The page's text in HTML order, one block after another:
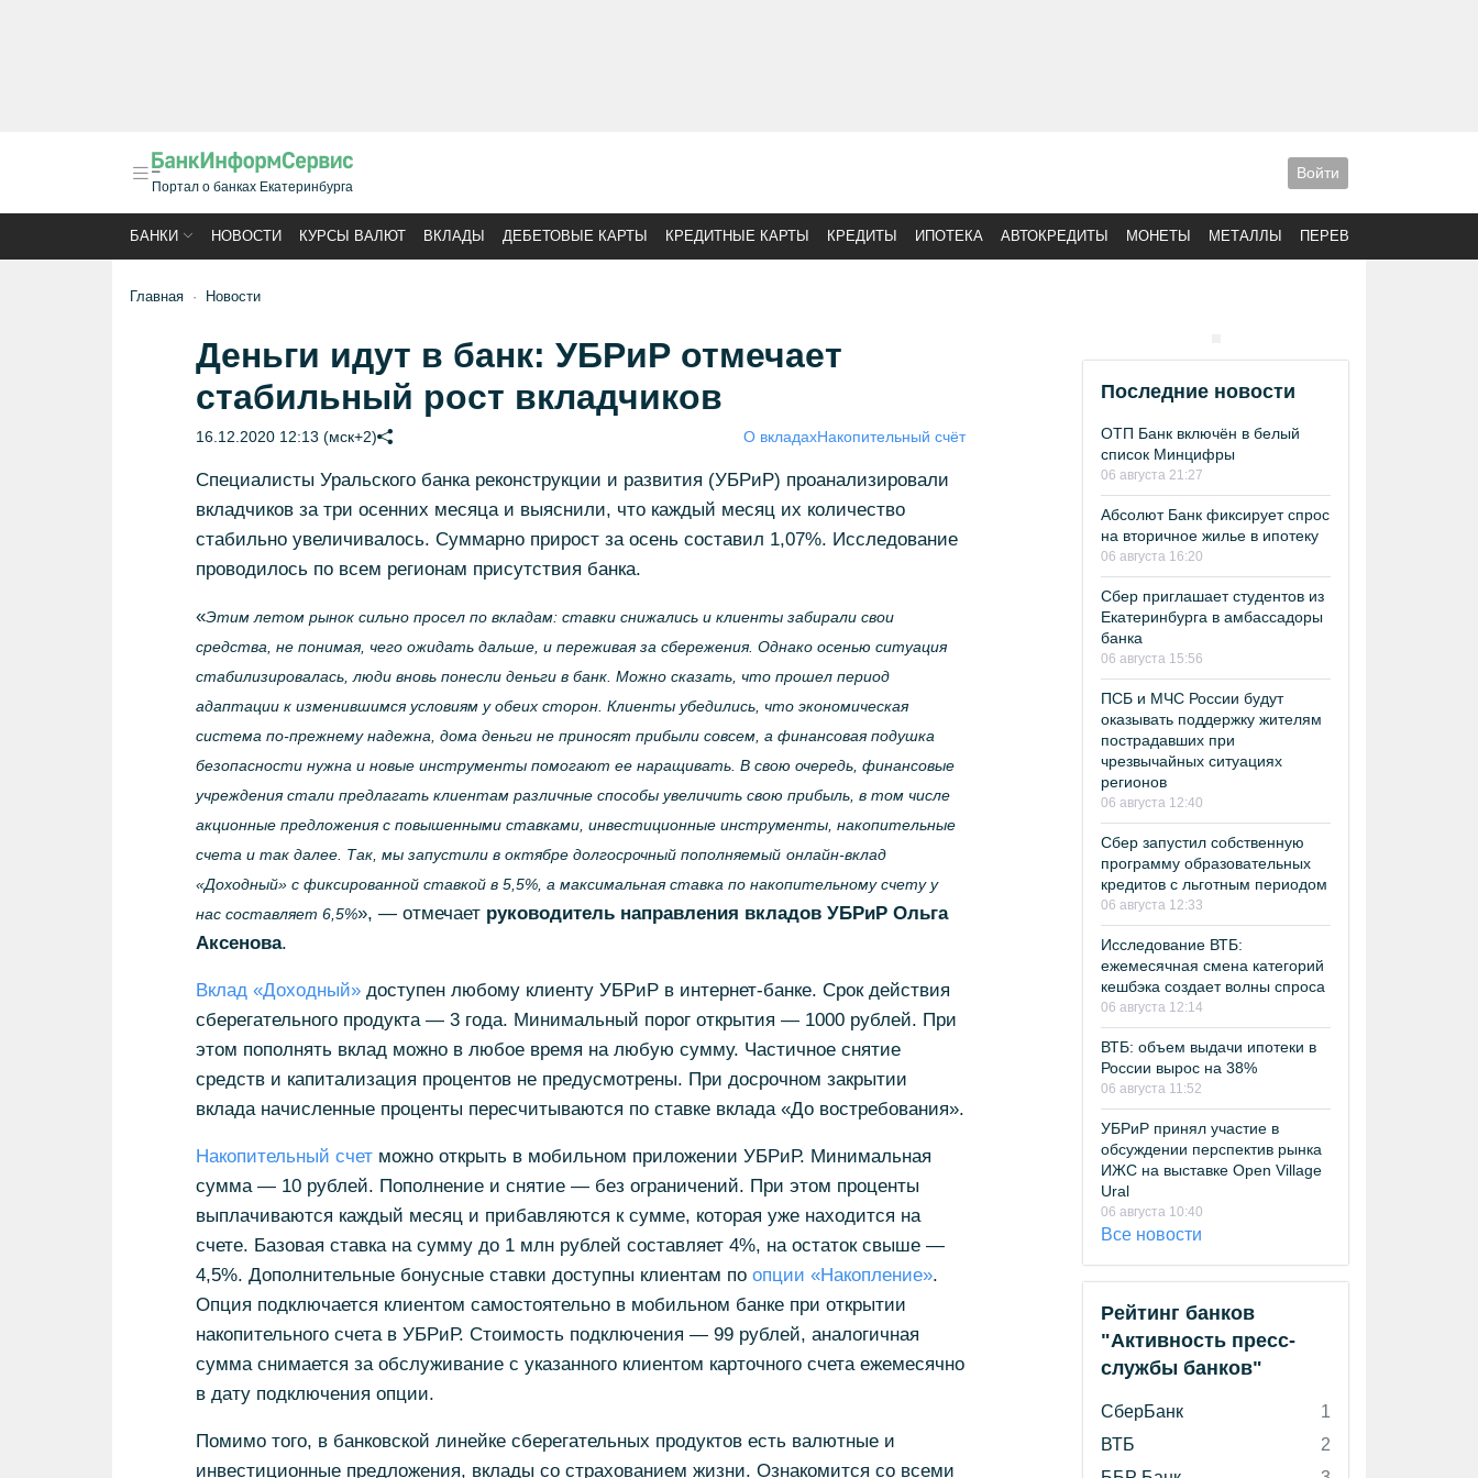
Портал о банках Екатеринбурга
Войти
БАНКИ НОВОСТИ КУРСЫ ВАЛЮТ ВКЛАДЫ ДЕБЕТОВЫЕ КАРТЫ КРЕДИТНЫЕ КАРТЫ КРЕДИТЫ ИПОТЕКА АВТОКРЕДИТЫ МОНЕТЫ МЕТАЛЛЫ ПЕРЕВОДЫ
Главная Новости
Деньги идут в банк: УБРиР отмечает
стабильный рост вкладчиков
16.12.2020 12:13 (мск+2) О вкладахНакопительный счёт
Специалисты Уральского банка реконструкции и развития (УБРиР) проанализировали
вкладчиков за три осенних месяца и выяснили, что каждый месяц их количество
стабильно увеличивалось. Суммарно прирост за осень составил 1,07%. Исследование
проводилось по всем регионам присутствия банка.
«Этим летом рынок сильно просел по вкладам: ставки снижались и клиенты забирали свои
средства, не понимая, чего ожидать дальше, и переживая за сбережения. Однако осенью ситуация
стабилизировалась, люди вновь понесли деньги в банк. Можно сказать, что прошел период
адаптации к изменившимся условиям у обеих сторон. Клиенты убедились, что экономическая
система по-прежнему надежна, дома деньги не приносят прибыли совсем, а финансовая подушка
безопасности нужна и новые инструменты помогают ее наращивать. В свою очередь, финансовые
учреждения стали предлагать клиентам различные способы увеличить свою прибыль, в том числе
акционные предложения с повышенными ставками, инвестиционные инструменты, накопительные
счета и так далее. Так, мы запустили в октябре долгосрочный пополняемый онлайн-вклад
«Доходный» с фиксированной ставкой в 5,5%, а максимальная ставка по накопительному счету у
нас составляет 6,5%», — отмечает руководитель направления вкладов УБРиР Ольга
Аксенова.
Вклад «Доходный»доступен любому клиенту УБРиР в интернет-банке. Срок действия
сберегательного продукта — 3 года. Минимальный порог открытия — 1000 рублей. При
этом пополнять вклад можно в любое время на любую сумму. Частичное снятие
средств и капитализация процентов не предусмотрены. При досрочном закрытии
вклада начисленные проценты пересчитываются по ставке вклада «До востребования».
Накопительный счетможно открыть в мобильном приложении УБРиР. Минимальная
сумма — 10 рублей. Пополнение и снятие — без ограничений. При этом проценты
выплачиваются каждый месяц и прибавляются к сумме, которая уже находится на
счете. Базовая ставка на сумму до 1 млн рублей составляет 4%, на остаток свыше —
4,5%. Дополнительные бонусные ставки доступны клиентам по опции «Накопление».
Опция подключается клиентом самостоятельно в мобильном банке при открытии
накопительного счета в УБРиР. Стоимость подключения — 99 рублей, аналогичная
сумма снимается за обслуживание с указанного клиентом карточного счета ежемесячно
в дату подключения опции.
Помимо того, в банковской линейке сберегательных продуктов есть валютные и
инвестиционные предложения, вклады со страхованием жизни. Ознакомится со всеми
Последние новости
ОТП Банк включён в белый
список Минцифры
06 августа 21:27
Абсолют Банк фиксирует спрос
на вторичное жилье в ипотеку
06 августа 16:20
Сбер приглашает студентов из
Екатеринбурга в амбассадоры
банка
06 августа 15:56
ПСБ и МЧС России будут
оказывать поддержку жителям
пострадавших при
чрезвычайных ситуациях
регионов
06 августа 12:40
Сбер запустил собственную
программу образовательных
кредитов с льготным периодом
06 августа 12:33
Исследование ВТБ:
ежемесячная смена категорий
кешбэка создает волны спроса
06 августа 12:14
ВТБ: объем выдачи ипотеки в
России вырос на 38%
06 августа 11:52
УБРиР принял участие в
обсуждении перспектив рынка
ИЖС на выставке Open Village
Ural
06 августа 10:40
Все новости
Рейтинг банков
"Активность пресс-
службы банков"
СберБанк
1
ВТБ
2